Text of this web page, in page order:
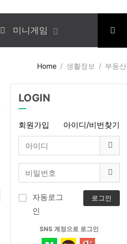
미니게임
Home 생활정보 부동산
LOGIN
회원가입 아이디/비번찾기
자동로그
인
로그인
SNS 계정으로 로그인